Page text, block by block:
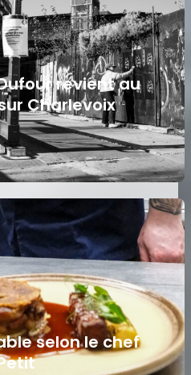
revient au
Charlevoix
selon le chef